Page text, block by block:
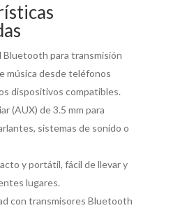
Bluetooth para transmisión
música desde teléfonos
dispositivos compatibles.
(AUX) de 3.5 mm para
sistemas de sonido o
y portátil, fácil de llevar y
lugares.
con transmisores Bluetooth